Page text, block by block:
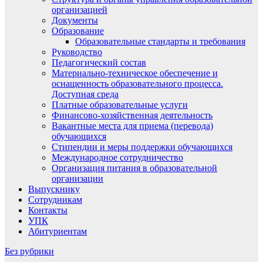
организацией
Документы
Образование
Образовательные стандарты и требования
Руководство
Педагогический состав
Материально-техническое обеспечение и
оснащенность образовательного процесса.
Доступная среда
Платные образовательные услуги
Финансово-хозяйственная деятельность
Вакантные места для приема (перевода)
обучающихся
Стипендии и меры поддержки обучающихся
Международное сотрудничество
Организация питания в образовательной
организации
Выпускнику
Сотрудникам
Контакты
УПК
Абитуриентам
Без рубрики